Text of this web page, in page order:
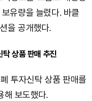
유량을 늘렸다. 바클
을 공개했다.
상품 판매 추진
투자신탁 상품 판매를
해 보도했다.